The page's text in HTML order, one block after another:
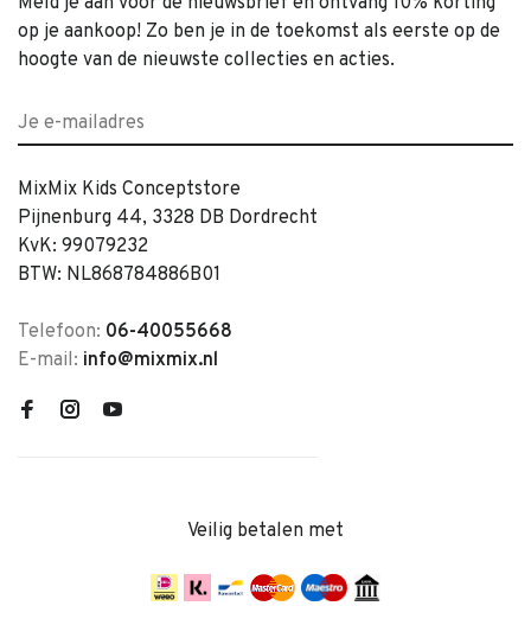
op je aankoop! Zo ben je in de toekomst als eerste op de
hoogte van de nieuwste collecties en acties.
MixMix Kids Conceptstore
Pijnenburg 44, 3328 DB Dordrecht
KvK: 99079232
BTW: NL868784886B01
Telefoon: 06-40055668
E-mail: info@mixmix.nl
Veilig betalen met